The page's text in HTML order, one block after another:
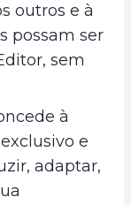
outros e à
possam ser
sem
à
e
adaptar,